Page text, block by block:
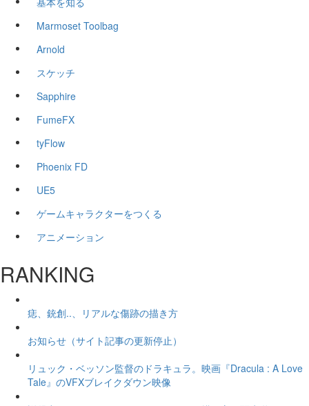
Marmoset Toolbag
Arnold
スケッチ
Sapphire
FumeFX
tyFlow
Phoenix FD
UE5
ゲームキャラクターをつくる
アニメーション
RANKING
痣、銃創..、リアルな傷跡の描き方
お知らせ（サイト記事の更新停止）
リュック・ベッソン監督のドラキュラ。映画『Dracula : A Love
Tale』のVFXブレイクダウン映像